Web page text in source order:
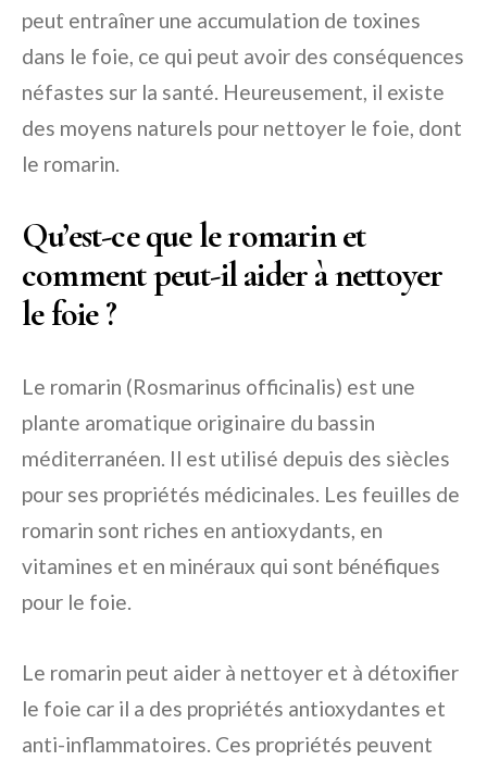
peut entraîner une accumulation de toxines
dans le foie, ce qui peut avoir des conséquences
néfastes sur la santé. Heureusement, il existe
des moyens naturels pour nettoyer le foie, dont
le romarin.
Qu’est-ce que le romarin et
comment peut-il aider à nettoyer
le foie ?
Le romarin (Rosmarinus officinalis) est une
plante aromatique originaire du bassin
méditerranéen. Il est utilisé depuis des siècles
pour ses propriétés médicinales. Les feuilles de
romarin sont riches en antioxydants, en
vitamines et en minéraux qui sont bénéfiques
pour le foie.
Le romarin peut aider à nettoyer et à détoxifier
le foie car il a des propriétés antioxydantes et
anti-inflammatoires. Ces propriétés peuvent